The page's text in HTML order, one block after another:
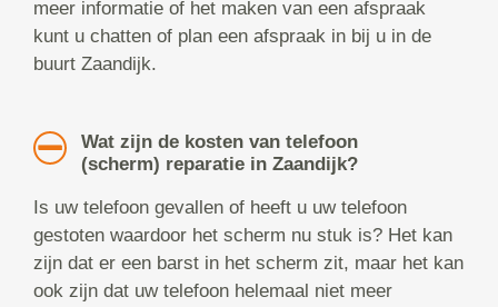
meer informatie of het maken van een afspraak
kunt u chatten of plan een afspraak in bij u in de
buurt Zaandijk.
Wat zijn de kosten van telefoon
(scherm) reparatie in Zaandijk?
Is uw telefoon gevallen of heeft u uw telefoon
gestoten waardoor het scherm nu stuk is? Het kan
zijn dat er een barst in het scherm zit, maar het kan
ook zijn dat uw telefoon helemaal niet meer